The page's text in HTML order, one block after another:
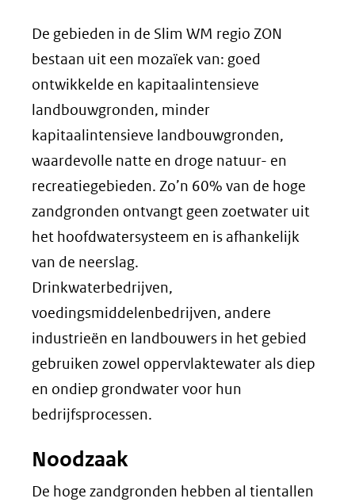
De gebieden in de Slim WM regio ZON
bestaan uit een mozaïek van: goed
ontwikkelde en kapitaalintensieve
landbouwgronden, minder
kapitaalintensieve landbouwgronden,
waardevolle natte en droge natuur- en
recreatiegebieden. Zo’n 60% van de hoge
zandgronden ontvangt geen zoetwater uit
het hoofdwatersysteem en is afhankelijk
van de neerslag.
Drinkwaterbedrijven,
voedingsmiddelenbedrijven, andere
industrieën en landbouwers in het gebied
gebruiken zowel oppervlaktewater als diep
en ondiep grondwater voor hun
bedrijfsprocessen.
Noodzaak
De hoge zandgronden hebben al tientallen